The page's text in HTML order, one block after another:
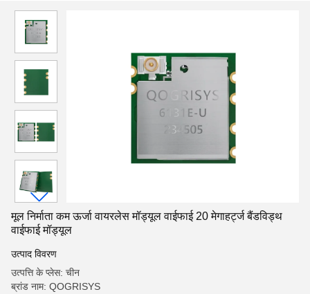
मूल निर्माता कम ऊर्जा वायरलेस मॉड्यूल वाईफाई 20 मेगाहर्ट्ज बैंडविड्थ
वाईफाई मॉड्यूल
उत्पाद विवरण
उत्पत्ति के प्लेस: चीन
ब्रांड नाम: QOGRISYS